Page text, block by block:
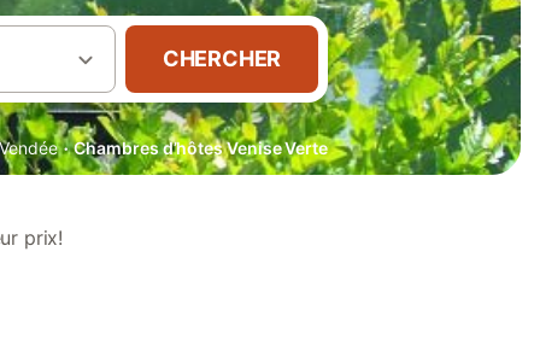
CHERCHER
Vendée · Chambres d’hôtes Venise Verte
prix!